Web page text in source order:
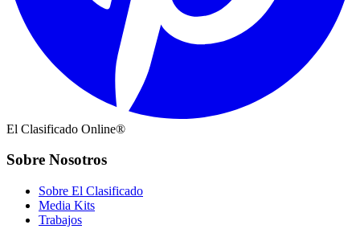
El Clasificado Online®
Sobre Nosotros
Sobre El Clasificado
Media Kits
Trabajos